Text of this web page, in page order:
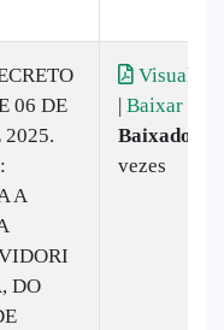
06 DE
A
DO
Visualizar
| Baixar
Baixado:
vezes